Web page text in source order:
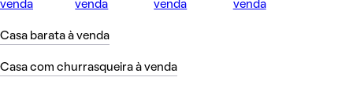
venda
venda
venda
venda
Casa barata à venda
Casa com churrasqueira à venda